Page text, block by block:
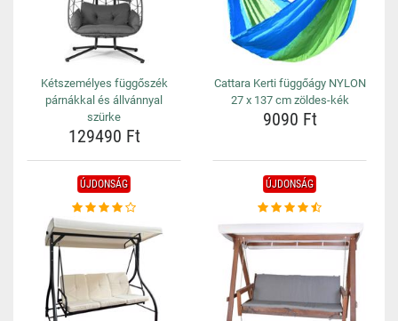
Kétszemélyes függőszék
párnákkal és állvánnyal
szürke
129490 Ft
Cattara Kerti függőágy NYLON
27 x 137 cm zöldes-kék
9090 Ft
ÚJDONSÁG ÚJDONSÁG